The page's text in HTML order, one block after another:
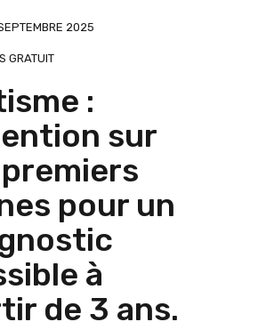
2025
GRATUIT
:
sur
pour un
à
de 3 ans.